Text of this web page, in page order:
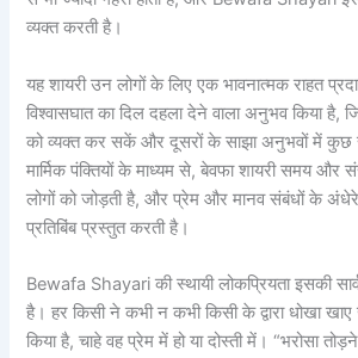
व्यक्त करती है।
यह शायरी उन लोगों के लिए एक भावनात्मक राहत
विश्वासघात का दिल दहला देने वाला अनुभव किया है,
को व्यक्त कर सकें और दूसरों के साझा अनुभवों में
मार्मिक पंक्तियों के माध्यम से, बेवफा शायरी समय और
लोगों को जोड़ती है, और प्रेम और मानव संबंधों के अंधेरे
प्रतिबिंब प्रस्तुत करती है।
Bewafa Shayari की स्थायी लोकप्रियता इसकी
है। हर किसी ने कभी न कभी किसी के द्वारा धोखा
किया है, चाहे वह प्रेम में हो या दोस्ती में। “भरोसा तोड़ने